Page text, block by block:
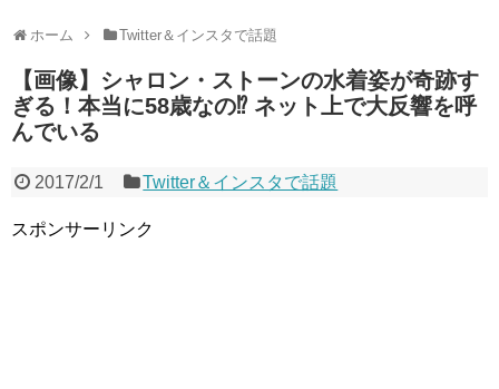
ホーム Twitter＆インスタで話題
【画像】シャロン・ストーンの水着姿が奇跡す
ぎる！本当に58歳なの⁉︎ ネット上で大反響を呼
んでいる
2017/2/1 Twitter＆インスタで話題
スポンサーリンク